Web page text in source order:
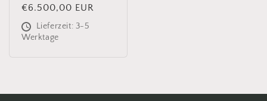
Normaler
Preis
€6.500,00 EUR
Lieferzeit: 3-5
Werktage